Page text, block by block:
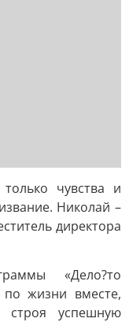
чувства и
Николай –
директора
«Дело?то
жизни вместе,
успешную